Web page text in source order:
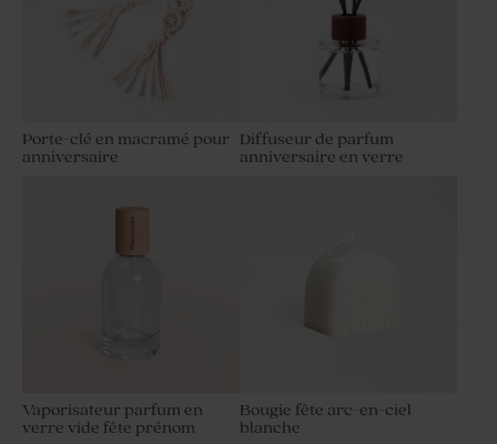
Porte-clé en macramé pour
anniversaire
Diffuseur de parfum
anniversaire en verre
Vaporisateur parfum en
verre vide fête prénom
Bougie fête arc-en-ciel
blanche